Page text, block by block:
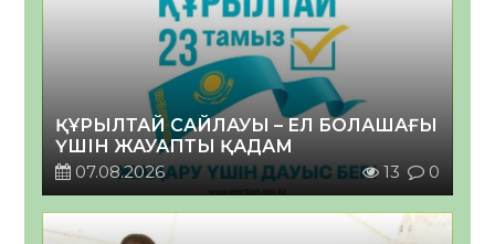
ҚҰРЫЛТАЙ САЙЛАУЫ – ЕЛ БОЛАШАҒЫ
ҮШІН ЖАУАПТЫ ҚАДАМ
07.08.2026
13 0